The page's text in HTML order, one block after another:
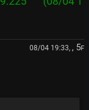
08/04 19:33, , 5F